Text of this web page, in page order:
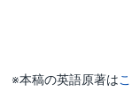
※本稿の英語原著は